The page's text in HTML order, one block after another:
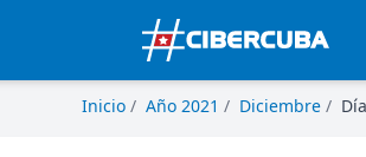
Inicio / Año 2021 / Diciembre /